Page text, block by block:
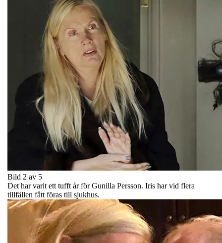
Bild 2 av 5
Det har varit ett tufft år för Gunilla Persson. Iris har vid flera
tillfällen fått föras till sjukhus.